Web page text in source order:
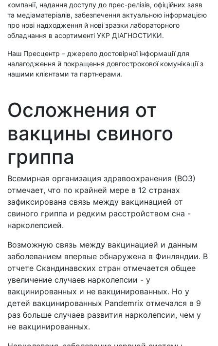
компанії, надання доступу до прес-релізів, офіційних заяв
та медіаматеріалів, забезпечення актуальною інформацією
про нові надходження й нові зразки лабораторного
обладнання в асортименті УКР ДІАГНОСТИКИ.
Наш Пресцентр – джерело достовірної інформації для
налагодження й покращення довгострокової комунікації з
нашими клієнтами та партнерами.
Осложнения от
вакцины свиного
гриппа
Всемирная организация здравоохранения (ВОЗ)
отмечает, что по крайней мере в 12 странах
зафиксирована связь между вакцинацией от
свиного гриппа и редким расстройством сна -
нарколепсией.
Возможную связь между вакцинацией и данным
заболеванием впервые обнаружена в Финляндии. В
отчете Скандинавских стран отмечается общее
увеличение случаев нарколепсии - у
вакцинированных и не вакцинированных. Но у
детей вакцинированных Pandemrix отмечался в 9
раз больше случаев развития нарколепсии, чем у
не вакцинированных.